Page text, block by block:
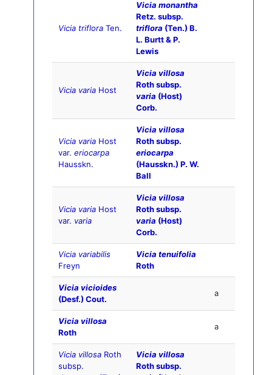
Vicia triflora Ten.
Vicia monantha
Retz. subsp.
triflora (Ten.) B.
L. Burtt & P.
Lewis
Vicia varia Host
Vicia villosa
Roth subsp.
varia (Host)
Corb.
Vicia varia Host
var. eriocarpa
Hausskn.
Vicia villosa
Roth subsp.
eriocarpa
(Hausskn.) P. W.
Ball
Vicia varia Host
var. varia
Vicia villosa
Roth subsp.
varia (Host)
Corb.
Vicia variabilis
Freyn
Vicia tenuifolia
Roth
Vicia vicioides
(Desf.) Cout.
a
Vicia villosa
Roth
a
Vicia villosa Roth
subsp.
Vicia villosa
Roth subsp.